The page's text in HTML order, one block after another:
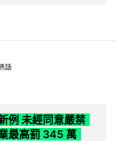
話
例 未經同意嚴禁
最高罰 345 萬